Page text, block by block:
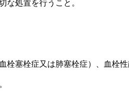
な処置を行うこと。
塞栓症又は肺塞栓症）、血栓